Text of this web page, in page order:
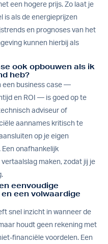
een hogere prijs. Zo laat je
is als de energieprijzen
en prognoses van het
kunnen hierbij als
ook opbouwen als ik
heb?
een business case —
en ROI — is goed op te
adviseur of
aannames kritisch te
op je eigen
onafhankelijk
maken, zodat jij je
eenvoudige
een volwaardige
snel inzicht in wanneer de
houdt geen rekening met
financiële voordelen. Een